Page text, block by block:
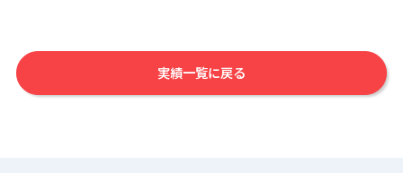
実績一覧に戻る